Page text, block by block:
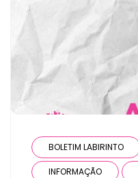
BOLETIM LABIRINTO
INFORMAÇÃO